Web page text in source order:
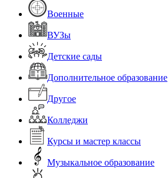
Военные
ВУЗы
Детские сады
Дополнительное образование
Другое
Колледжи
Курсы и мастер классы
Музыкальное образование